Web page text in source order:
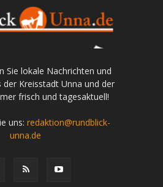
Sie lokale Nachrichten und
der Kreisstadt Unna und der
frisch und tagesaktuell!
uns: redaktion@rundblick-
unna.de